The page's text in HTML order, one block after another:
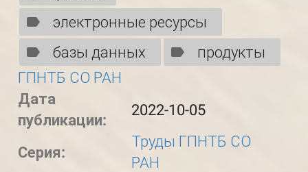
электронные ресурсы
базы данных
продукты
ГПНТБ СО РАН
Дата
публикации:
2022-10-05
Серия:
Труды ГПНТБ СО
РАН